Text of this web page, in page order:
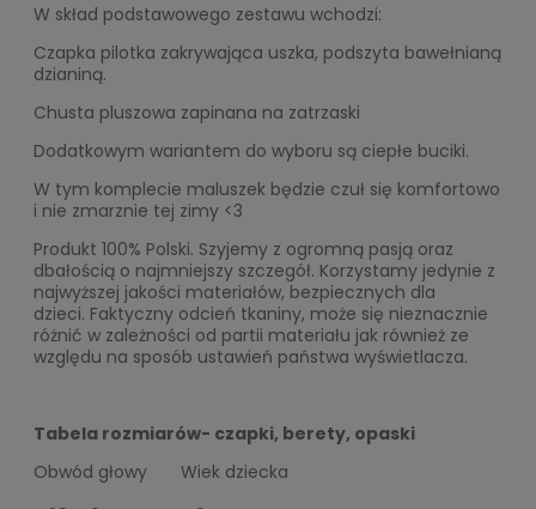
W skład podstawowego zestawu wchodzi:
Czapka pilotka zakrywająca uszka, podszyta bawełnianą
dzianiną.
Chusta pluszowa zapinana na zatrzaski
Dodatkowym wariantem do wyboru są ciepłe buciki.
W tym komplecie maluszek będzie czuł się komfortowo
i nie zmarznie tej zimy <3
Produkt 100% Polski. Szyjemy z ogromną pasją oraz
dbałością o najmniejszy szczegół. Korzystamy jedynie z
najwyższej jakości materiałów, bezpiecznych dla
dzieci. Faktyczny odcień tkaniny, może się nieznacznie
różnić w zależności od partii materiału jak również ze
względu na sposób ustawień państwa wyświetlacza.
Tabela rozmiarów- czapki, berety, opaski
Obwód głowy
Wiek dziecka